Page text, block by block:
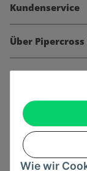
Wie wir
Kundenservice
Über Pipercross
Informationen
Gesetzliche